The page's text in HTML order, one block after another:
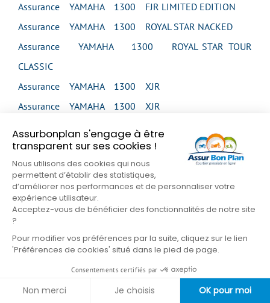
Assurbonplan s'engage à être
transparent sur ses cookies !
Nous utilisons des cookies qui nous
permettent d’établir des statistiques,
d’améliorer nos performances et de personnaliser votre
expérience utilisateur.
Acceptez-vous de bénéficier des fonctionnalités de notre site
?
Pour modifier vos préférences par la suite, cliquez sur le lien
'Préférences de cookies' situé dans le pied de page.
Consentements certifiés par
Non merci Je choisis OK pour moi
Assurance YAMAHA 1300 FJR LIMITED EDITION
Assurance YAMAHA 1300 ROYAL STAR NACKED
Assurance YAMAHA 1300 ROYAL STAR TOUR
CLASSIC
Assurance YAMAHA 1300 XJR
Assurance YAMAHA 1300 XJR
Assurance YAMAHA 1300 XJR
Assurance YAMAHA 1300 XJR SP
Assurance YAMAHA 1300 XVS MIDNIGHT STAR
Assurance YAMAHA 1300 XVS MIDNIGHT STAR
Assurance YAMAHA 1300 XVZ VENTURE
Assurance YAMAHA 1300 XVZ ROYAL STAR
VENTURE